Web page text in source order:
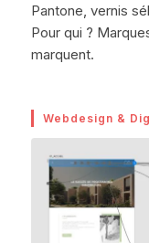
Pantone, vernis
Pour qui ?
marquent.
Webdesign &